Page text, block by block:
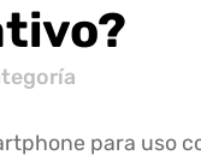
para uso